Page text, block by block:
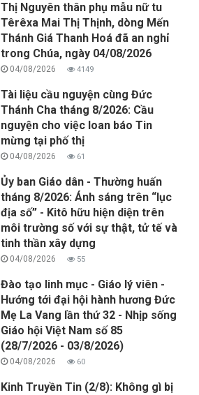
Thị Nguyên thân phụ mẫu nữ tu
Têrêxa Mai Thị Thịnh, dòng Mến
Thánh Giá Thanh Hoá đã an nghỉ
trong Chúa, ngày 04/08/2026
04/08/2026 4149
Tài liệu cầu nguyện cùng Đức
Thánh Cha tháng 8/2026: Cầu
nguyện cho việc loan báo Tin
mừng tại phố thị
04/08/2026 61
Ủy ban Giáo dân - Thường huấn
tháng 8/2026: Ánh sáng trên “lục
địa số” - Kitô hữu hiện diện trên
môi trường số với sự thật, tử tế và
tinh thần xây dựng
04/08/2026 55
Đào tạo linh mục - Giáo lý viên -
Hướng tới đại hội hành hương Đức
Mẹ La Vang lần thứ 32 - Nhịp sống
Giáo hội Việt Nam số 85
(28/7/2026 - 03/8/2026)
04/08/2026 60
Kinh Truyền Tin (2/8): Không gì bị